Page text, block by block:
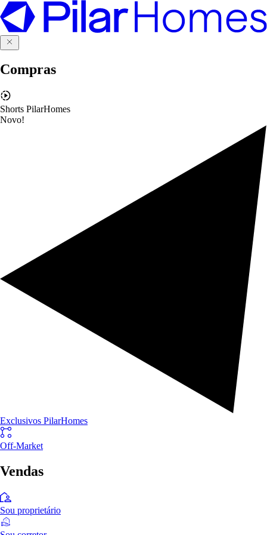
Compras
Shorts PilarHomes
Novo!
Exclusivos PilarHomes
Off-Market
Vendas
Sou proprietário